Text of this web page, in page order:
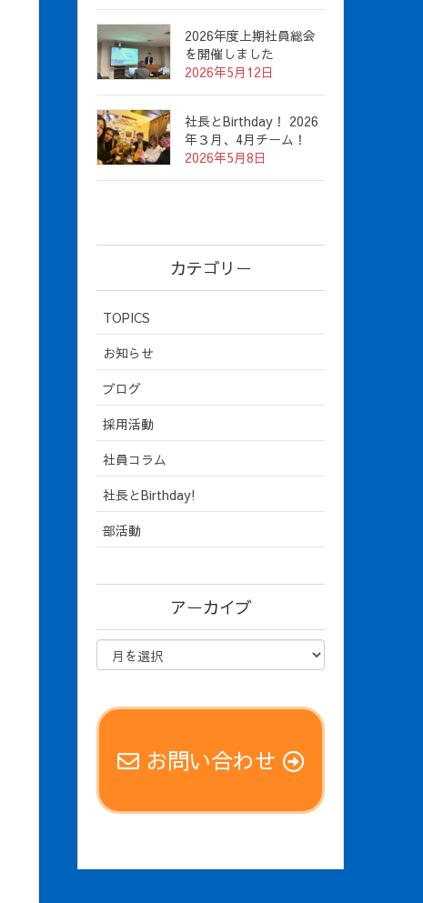
2026年度上期社員総会
を開催しました
2026年5月12日
社長とBirthday！ 2026
年３月、4月チーム！
2026年5月8日
カテゴリー
TOPICS
お知らせ
ブログ
採用活動
社員コラム
社長とBirthday!
部活動
アーカイブ
お問い合わせ